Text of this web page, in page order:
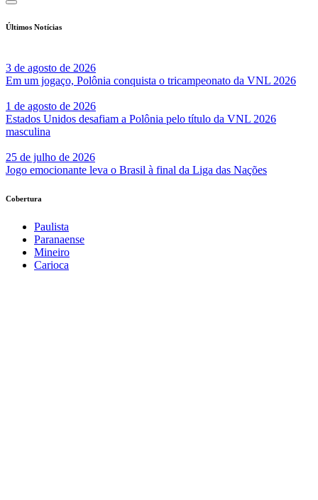
Últimos Notícias
3 de agosto de 2026
Em um jogaço, Polônia conquista o tricampeonato da VNL 2026
1 de agosto de 2026
Estados Unidos desafiam a Polônia pelo título da VNL 2026
masculina
25 de julho de 2026
Jogo emocionante leva o Brasil à final da Liga das Nações
Cobertura
Paulista
Paranaense
Mineiro
Carioca